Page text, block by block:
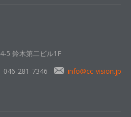
5 鈴木第二ビル1F
046-281-7346 info@cc-vision.jp